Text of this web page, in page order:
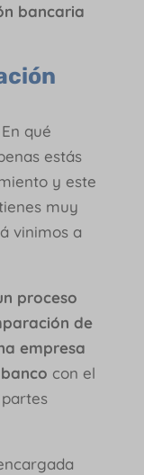
bancaria
qué
estás
y este
muy
vinimos a
proceso
de
empresa
con el